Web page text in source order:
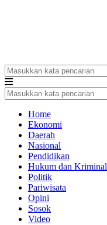
Home
Ekonomi
Daerah
Nasional
Pendidikan
Hukum dan Kriminal
Politik
Pariwisata
Opini
Sosok
Video